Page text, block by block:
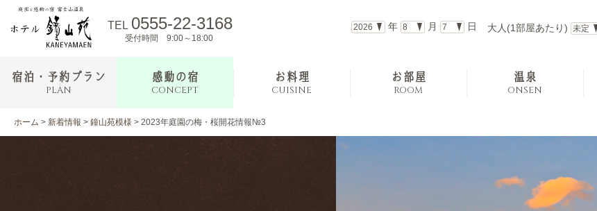
TEL 0555-22-3168
受付時間 9:00～18:00
年 月 日 大人(1部屋あたり)
宿泊・予約プラン
PLAN
感動の宿
CONCEPT
お料理
CUISINE
お部屋
ROOM
温泉
ONSEN
ホーム > 新着情報 > 鐘山苑模様 > 2023年庭園の梅・桜開花情報№3